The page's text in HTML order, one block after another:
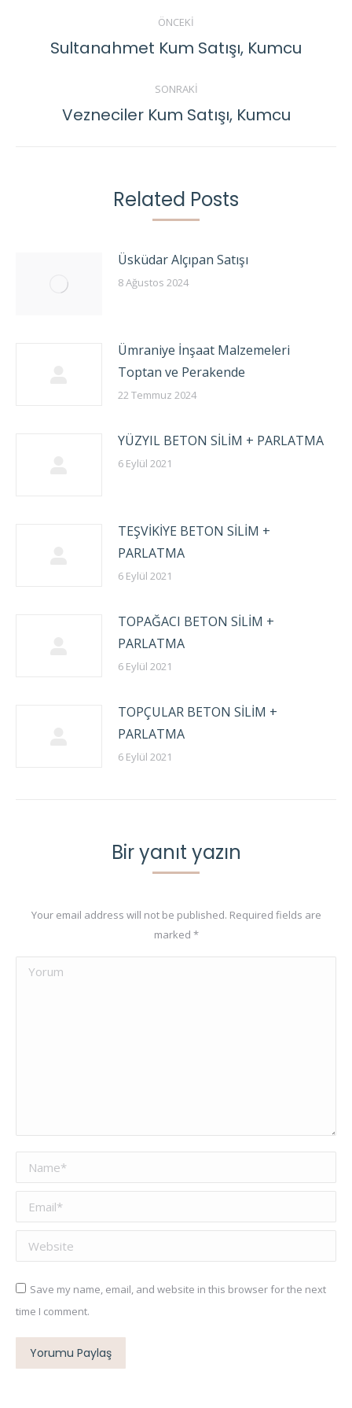
navigation
ÖNCEKI
Previous
Sultanahmet Kum Satışı, Kumcu
SONRAKI
Next
Vezneciler Kum Satışı, Kumcu
Related Posts
Üsküdar Alçıpan Satışı
8 Ağustos 2024
Ümraniye İnşaat Malzemeleri
Toptan ve Perakende
22 Temmuz 2024
YÜZYIL BETON SİLİM + PARLATMA
6 Eylül 2021
TEŞVİKİYE BETON SİLİM +
PARLATMA
6 Eylül 2021
TOPAĞACI BETON SİLİM +
PARLATMA
6 Eylül 2021
TOPÇULAR BETON SİLİM +
PARLATMA
6 Eylül 2021
Bir yanıt yazın
Your email address will not be published. Required fields are
marked *
Yorum
Name *
Email *
Website
Save my name, email, and website in this browser for the next
time I comment.
Yorumu Paylaş